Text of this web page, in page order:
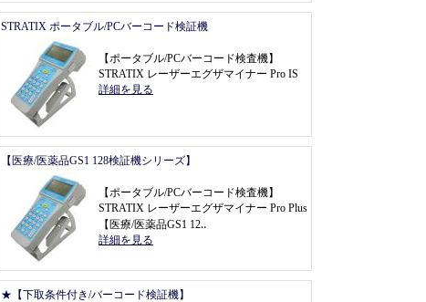
STRATIX ポータブル/PCバーコード検証機
【ポータブル/PCバーコード検査機】
STRATIX レーザーエグザマイナー Pro IS
詳細を見る
【医療/医薬品GS1 128検証機シリーズ】
【ポータブル/PCバーコード検査機】
STRATIX レーザーエグザマイナー Pro Plus
【 医療/医薬品GS1 12‥
詳細を見る
★【下取条件付き/バーコード検証機】